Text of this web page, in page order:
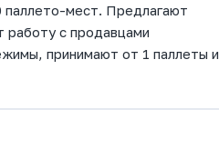
мест. Предлагают
работу с продавцами
принимают от 1 паллеты и